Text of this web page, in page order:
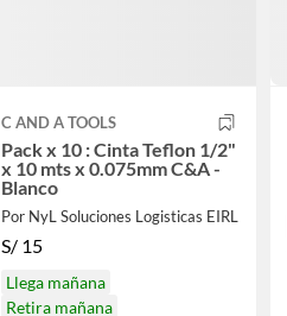
C AND A TOOLS
Pack x 10 : Cinta Teflon 1/2"
x 10 mts x 0.075mm C&A -
Blanco
Por NyL Soluciones Logisticas EIRL
S/ 15
Llega mañana
Retira mañana